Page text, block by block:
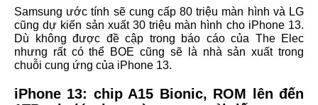
Samsung ước tính sẽ cung cấp 80 triệu màn hình và LG
cũng dự kiến sản xuất 30 triệu màn hình cho iPhone 13.
Dù không được đề cập trong báo cáo của The Elec
nhưng rất có thể BOE cũng sẽ là nhà sản xuất trong
chuỗi cung ứng của iPhone 13.
iPhone 13: chip A15 Bionic, ROM lên đến